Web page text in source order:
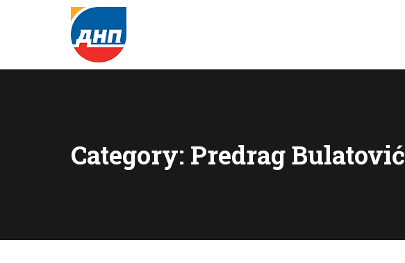
Category: Predrag Bulatović